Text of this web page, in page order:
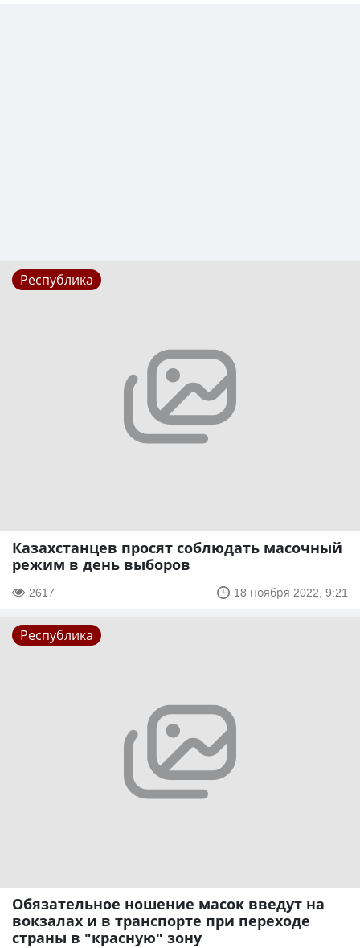
Республика
Казахстанцев просят соблюдать масочный
режим в день выборов
2617 18 ноября 2022, 9:21
Республика
Обязательное ношение масок введут на
вокзалах и в транспорте при переходе
страны в "красную" зону